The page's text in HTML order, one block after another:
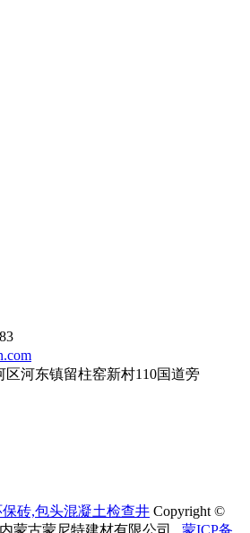
区河东镇留柱窑新村110国道旁
Copyright ©
蒙古蒙尼特建材有限公司 蒙ICP备